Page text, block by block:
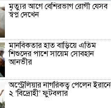
মৃত্যুর আগে বেশিরভাগ রোগী যেসব
স্বপ্ন দেখেন
মানবিকতার হাত বাড়িয়ে এতিম
শিশুদের পাশে সায়েম সোবহান
আনভীর
অস্ট্রেলিয়ার নাগরিকত্ব পেলেন
২ ‘বিদ্রোহী’ ফুটবলার